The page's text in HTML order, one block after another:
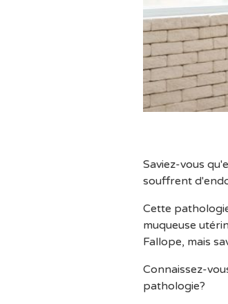
Saviez-vous
souffrent
Cette
muqueuse
Fallope, mais
Connaissez-
pathologie?